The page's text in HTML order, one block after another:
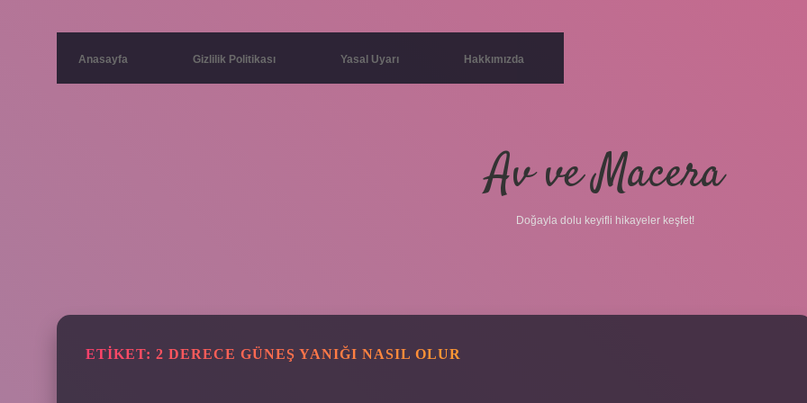
Anasayfa Gizlilik Politikası Yasal Uyarı Hakkımızda
Av ve Macera
Doğayla dolu keyifli hikayeler keşfet!
ETIKET: 2 DERECE GÜNEŞ YANIĞI NASIL OLUR